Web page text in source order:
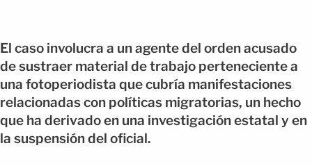
El caso involucra a un agente del orden acusado
de sustraer material de trabajo perteneciente a
una fotoperiodista que cubría manifestaciones
relacionadas con políticas migratorias, un hecho
que ha derivado en una investigación estatal y en
la suspensión del oficial.